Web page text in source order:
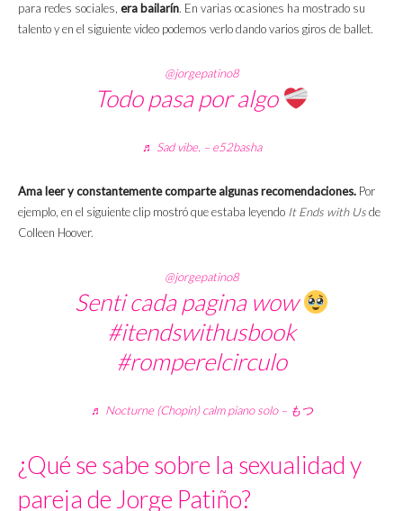
para redes sociales, era bailarín. En varias ocasiones ha mostrado su
talento y en el siguiente video podemos verlo dando varios giros de ballet.
@jorgepatino8
Todo pasa por algo
♬ Sad vibe. – e52basha
Ama leer y constantemente comparte algunas recomendaciones. Por
ejemplo, en el siguiente clip mostró que estaba leyendo It Ends with Usde
Colleen Hoover.
@jorgepatino8
Senti cada pagina wow
#itendswithusbook
#romperelcirculo
♬ Nocturne (Chopin) calm piano solo – もつ
¿Qué se sabe sobre la sexualidad y
pareja de Jorge Patiño?